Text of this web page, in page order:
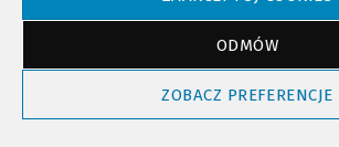
ODMÓW
ZOBACZ PREFERENCJE
wykonywanych usług. Od początku
naszej gminie, promuje zdrowy styl życia,
czynniki, ponieważ badania naukowe